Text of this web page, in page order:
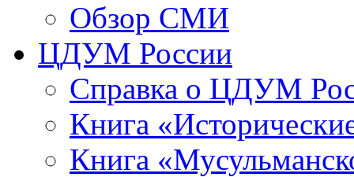
Обзор СМИ
ЦДУМ России
Справка о ЦДУМ
Книга
Книга